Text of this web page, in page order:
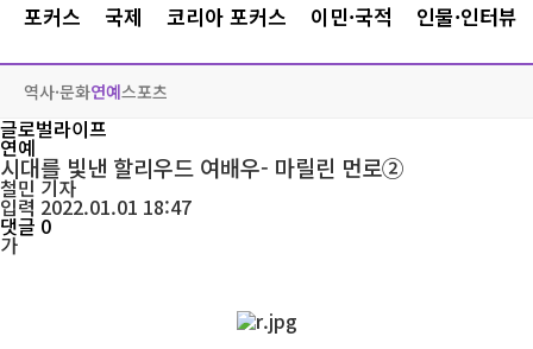
포커스 국제 코리아 포커스 이민·국적 인물·인터뷰
역사·문화연예스포츠
글로벌라이프
연예
시대를 빛낸 할리우드 여배우- 마릴린 먼로②
철민기자
입력 2022.01.01 18:47
댓글 0
가